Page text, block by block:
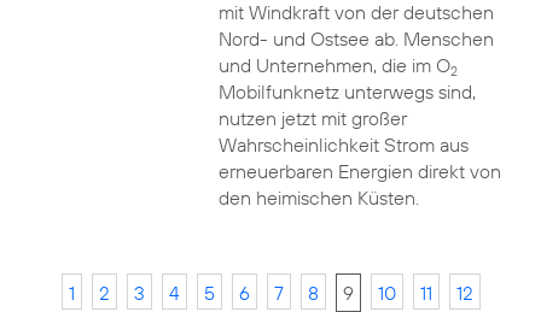
mit Windkraft von der deutschen
Nord- und Ostsee ab. Menschen
und Unternehmen, die im O2
Mobilfunknetz unterwegs sind,
nutzen jetzt mit großer
Wahrscheinlichkeit Strom aus
erneuerbaren Energien direkt von
den heimischen Küsten.
1 2 3 4 5 6 7 8 9 10 11
12